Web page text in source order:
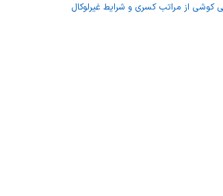
کوشی از مراتب کسری و شرایط غیرلوکال